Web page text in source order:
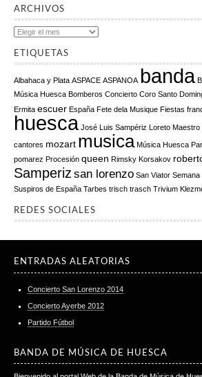
ARCHIVOS
Archivos
ETIQUETAS
Albahaca y Plata ASPACE ASPANOA banda
Música Huesca Bomberos Concierto Coro Santo
Ermita escuer España Fete dela Musique Fiestas
huesca José Luis Sampériz Loreto Maestro
cantores mozart musica Música Huesca
pomarez Procesión queen Rimsky Korsakov
Samperiz san lorenzo San Viator Semana
Suspiros de España Tarbes trisch trasch Trivium
REDES SOCIALES
ENTRADAS ALEATORIAS
Concierto San Lorenzo 2014
Concierto Ayerbe 2012
Partido Fútbol
BANDA DE MÚSICA DE HUESCA